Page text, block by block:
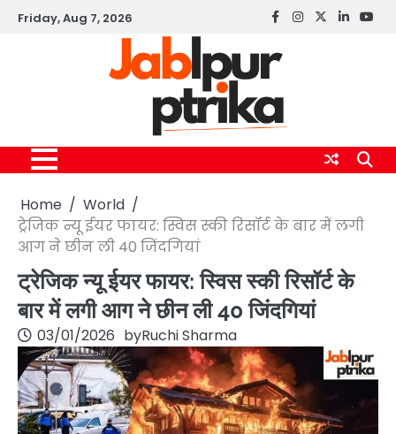
SkipFriday, Aug 7, 2026 Facebook
instagram
twitterlinkedin
Home
World
ट्रेजिक न्यू ईयर फायर: स्विस स्की रिसॉर्ट के बार में लगी
आग ने छीन ली 40 जिंदगियां
ट्रेजिक न्यू ईयर फायर: स्विस स्की रिसॉर्ट के
बार में लगी आग ने छीन ली 40 जिंदगियां
03/01/2026 byRuchi Sharma